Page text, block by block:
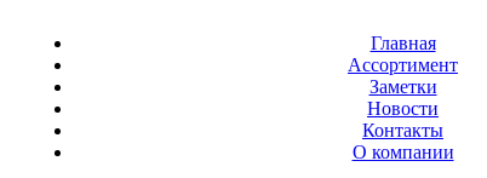
Главная
Ассортимент
Заметки
Новости
Контакты
О компании